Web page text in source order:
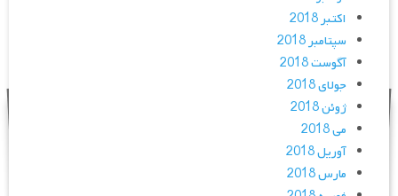
اکتبر 2018
سپتامبر 2018
آگوست 2018
جولای 2018
ژوئن 2018
می 2018
آوریل 2018
مارس 2018